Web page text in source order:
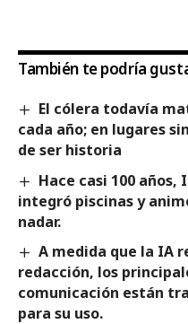
También te podría
El cólera todavía
cada año; en lugares
de ser historia
Hace casi 100
integró piscinas y
nadar.
A medida que la IA
redacción, los
comunicación están
para su uso.